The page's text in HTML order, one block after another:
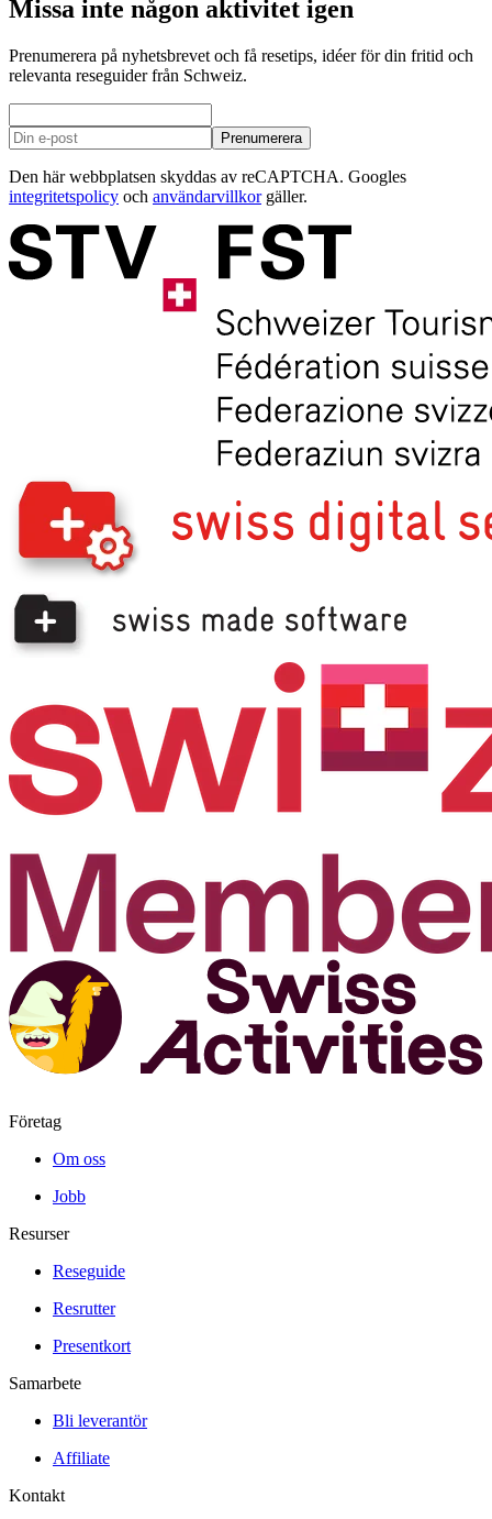
Missa inte någon aktivitet igen
Prenumerera på nyhetsbrevet och få resetips, idéer för din fritid och
relevanta reseguider från Schweiz.
Prenumerera
Den här webbplatsen skyddas av reCAPTCHA. Googles
integritetspolicy och användarvillkorgäller.
Företag
Om oss
Jobb
Resurser
Reseguide
Resrutter
Presentkort
Samarbete
Bli leverantör
Affiliate
Kontakt